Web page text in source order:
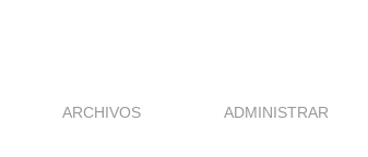
ARCHIVOS ADMINISTRAR